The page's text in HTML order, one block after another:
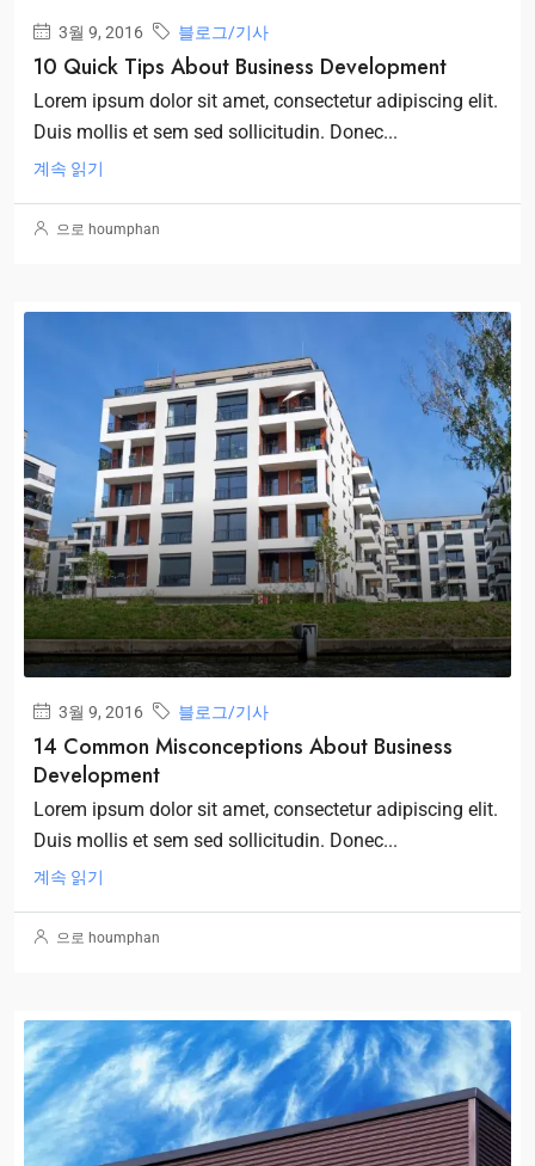
3월 9, 2016 블로그/기사
10 Quick Tips About Business Development
Lorem ipsum dolor sit amet, consectetur adipiscing elit.
Duis mollis et sem sed sollicitudin. Donec...
계속 읽기
으로 houmphan
3월 9, 2016 블로그/기사
14 Common Misconceptions About Business
Development
Lorem ipsum dolor sit amet, consectetur adipiscing elit.
Duis mollis et sem sed sollicitudin. Donec...
계속 읽기
으로 houmphan